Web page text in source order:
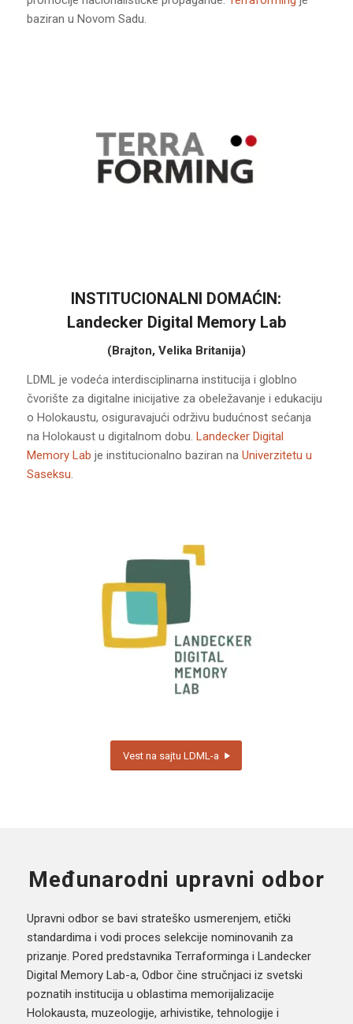
baziran u Novom Sadu.
INSTITUCIONALNI DOMAĆIN:
Landecker Digital Memory Lab
(Brajton, Velika Britanija)
LDML je vodeća interdisciplinarna institucija i globlno
čvorište za digitalne inicijative za obeležavanje i edukaciju
o Holokaustu, osiguravajući održivu budućnost sećanja
na Holokaust u digitalnom dobu. Landecker Digital
Memory Lab je institucionalno baziran na Univerzitetu u
Saseksu.
Vest na sajtu LDML-a
Međunarodni upravni odbor
Upravni odbor se bavi strateško usmerenjem, etički
standardima i vodi proces selekcije nominovanih za
prizanje. Pored predstavnika Terraforminga i Landecker
Digital Memory Lab-a, Odbor čine stručnjaci iz svetski
poznatih institucija u oblastima memorijalizacije
Holokausta, muzeologije, arhivistike, tehnologije i